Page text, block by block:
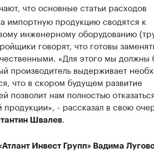
что основные статьи расходов
импортную продукцию сводятся к
инженерному оборудованию
говорят, что готовы
«Для этого мы должны
производитель выдерживает
что в скором будущем развитие
позволит нам полностью
продукции», - рассказал в свою
Швалев.
Инвест Групп» Вадима